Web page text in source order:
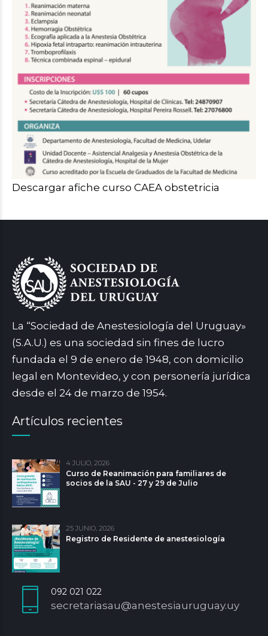
Descargar afiche curso CAEA obstetricia
La “Sociedad de Anestesiología del Uruguay»
(S.A.U.) es una sociedad sin fines de lucro
fundada el 9 de enero de 1948, con domicilio
legal en Montevideo, y con personería jurídica
desde el 24 de marzo de 1954.
Artículos recientes
4 JULIO, 2026
Curso de Reanimación para familiares de
socios de la SAU - 27 y 29 de Julio
25 JUNIO, 2026
Registro de Residente de anestesiología
092 021 022
secretariasau@anestesiauruguay.uy